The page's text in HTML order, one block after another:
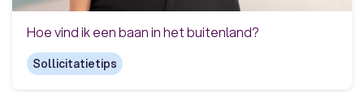
Hoe vind ik een baan in het buitenland?
Sollicitatietips